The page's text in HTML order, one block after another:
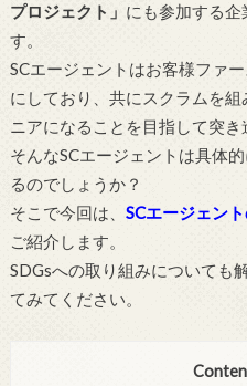
プロジェクト」 にも参加する企
す。
SCエージェントはお客様ファ
にしており、共にスクラムを
ニアになることを目指して突き
そんなSCエージェントは具体
るのでしょうか？
そこで今回は、 SCエージェン
ご紹介します。
SDGsへの取り組みについても
てみてください。